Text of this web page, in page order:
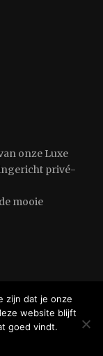
onze Luxe
privé-
mooie
zijn dat je onze
website blijft
goed vindt.